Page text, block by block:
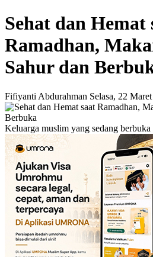
Sehat dan Hemat
Ramadhan,
Sahur dan
Fifiyanti Abdurahman Selasa, 22
Keluarga muslim yang sedang